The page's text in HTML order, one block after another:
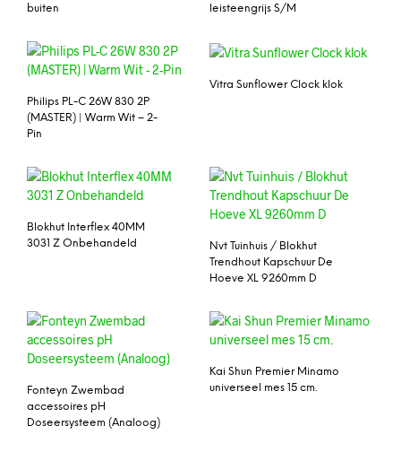
buiten
leisteengrijs S/M
Philips PL-C 26W 830 2P
(MASTER) | Warm Wit – 2-
Pin
Vitra Sunflower Clock klok
Blokhut Interflex 40MM
3031 Z Onbehandeld
Nvt Tuinhuis / Blokhut
Trendhout Kapschuur De
Hoeve XL 9260mm D
Fonteyn Zwembad
accessoires pH
Doseersysteem (Analoog)
Kai Shun Premier Minamo
universeel mes 15 cm.